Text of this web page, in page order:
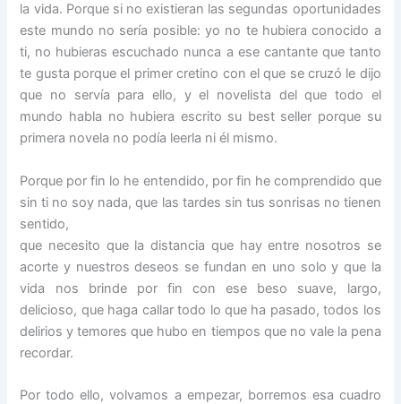
la vida. Porque si no existieran las segundas oportunidades
este mundo no sería posible: yo no te hubiera conocido a
ti, no hubieras escuchado nunca a ese cantante que tanto
te gusta porque el primer cretino con el que se cruzó le dijo
que no servía para ello, y el novelista del que todo el
mundo habla no hubiera escrito su best seller porque su
primera novela no podía leerla ni él mismo.
Porque por fin lo he entendido, por fin he comprendido que
sin ti no soy nada, que las tardes sin tus sonrisas no tienen
sentido,
que necesito que la distancia que hay entre nosotros se
acorte y nuestros deseos se fundan en uno solo y que la
vida nos brinde por fin con ese beso suave, largo,
delicioso, que haga callar todo lo que ha pasado, todos los
delirios y temores que hubo en tiempos que no vale la pena
recordar.
Por todo ello, volvamos a empezar, borremos esa cuadro